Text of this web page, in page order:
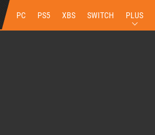
PC PS5 XBS SWITCH PLUS